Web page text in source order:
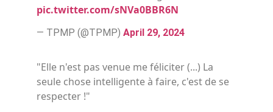
pic.twitter.com/sNVa0BBR6N
— TPMP (@TPMP) April 29, 2024
"Elle n'est pas venue me féliciter (...) La
seule chose intelligente à faire, c'est de se
respecter !"